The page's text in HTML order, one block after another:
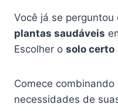
Você já se
plantas saudáveis
Escolher o solo certo
Comece combinando
necessidades de